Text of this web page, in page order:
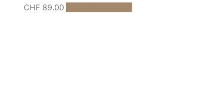
CHF 89.00